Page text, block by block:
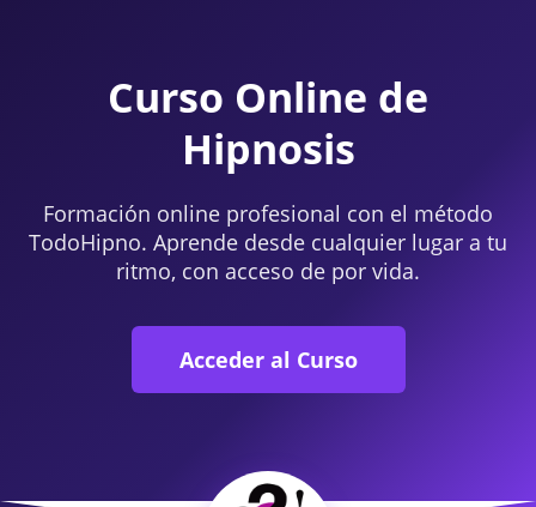
Curso Online de
Hipnosis
Formación online profesional con el método
TodoHipno. Aprende desde cualquier lugar a tu
ritmo, con acceso de por vida.
Acceder al Curso